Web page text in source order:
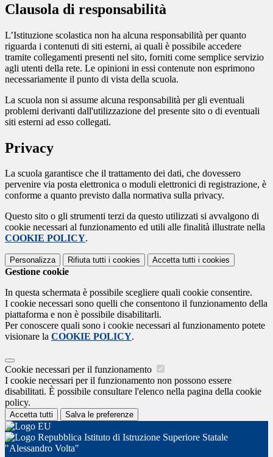
Clausola di responsabilità
L’Istituzione scolastica non ha alcuna responsabilità per quanto
riguarda i contenuti di siti esterni, ai quali è possibile accedere
tramite collegamenti presenti nel sito, forniti come semplice servizio
agli utenti della rete. Le opinioni in essi contenute non esprimono
necessariamente il punto di vista della scuola.
La scuola non si assume alcuna responsabilità per gli eventuali
problemi derivanti dall'utilizzazione del presente sito o di eventuali
siti esterni ad esso collegati.
Privacy
La scuola garantisce che il trattamento dei dati, che dovessero
pervenire via posta elettronica o moduli elettronici di registrazione, è
conforme a quanto previsto dalla normativa sulla privacy.
Questo sito o gli strumenti terzi da questo utilizzati si avvalgono di
cookie necessari al funzionamento ed utili alle finalità illustrate nella
COOKIE POLICY.
Personalizza Rifiuta tutti i cookies Accetta tutti i cookies
Gestione cookie
In questa schermata è possibile scegliere quali cookie consentire.
I cookie necessari sono quelli che consentono il funzionamento della
piattaforma e non è possibile disabilitarli.
Per conoscere quali sono i cookie necessari al funzionamento potete
visionare la COOKIE POLICY.
Cookie necessari per il funzionamento
I cookie necessari per il funzionamento non possono essere
disabilitati. È possibile consultare l'elenco nella pagina della cookie
policy.
Accetta tutti Salva le preferenze
Istituto di Istruzione Superiore Statale
"Alessandro Volta"